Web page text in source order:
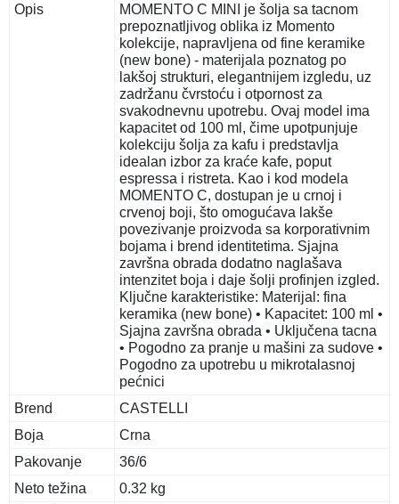
Opis
MOMENTO C MINI je šolja sa tacnom
prepoznatljivog oblika iz Momento
kolekcije, napravljena od fine keramike
(new bone) - materijala poznatog po
lakšoj strukturi, elegantnijem izgledu, uz
zadržanu čvrstoću i otpornost za
svakodnevnu upotrebu. Ovaj model ima
kapacitet od 100 ml, čime upotpunjuje
kolekciju šolja za kafu i predstavlja
idealan izbor za kraće kafe, poput
espressa i ristreta. Kao i kod modela
MOMENTO C, dostupan je u crnoj i
crvenoj boji, što omogućava lakše
povezivanje proizvoda sa korporativnim
bojama i brend identitetima. Sjajna
završna obrada dodatno naglašava
intenzitet boja i daje šolji profinjen izgled.
Ključne karakteristike: Materijal: fina
keramika (new bone) • Kapacitet: 100 ml •
Sjajna završna obrada • Uključena tacna
• Pogodno za pranje u mašini za sudove •
Pogodno za upotrebu u mikrotalasnoj
pećnici
Brend
CASTELLI
Boja
Crna
Pakovanje
36/6
Neto težina
0.32 kg